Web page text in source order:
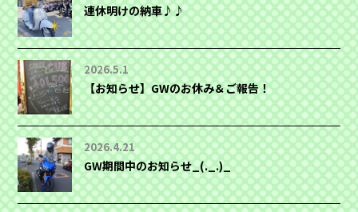
連休明けの納車♪♪
2026.5.1
【お知らせ】GWのお休み＆ご報告！
2026.4.21
GW期間中のお知らせ_(._.)_